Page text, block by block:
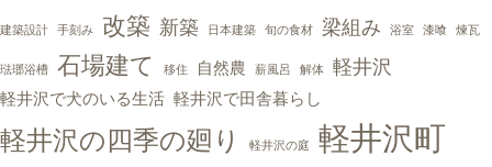
建築設計 手刻み 改築 新築 日本建築 旬の食材 梁組み 浴室 漆喰 煉瓦
琺瑯浴槽 石場建て 移住 自然農 薪風呂 解体 軽井沢
軽井沢で犬のいる生活 軽井沢で田舎暮らし
軽井沢の四季の廻り 軽井沢の庭 軽井沢町